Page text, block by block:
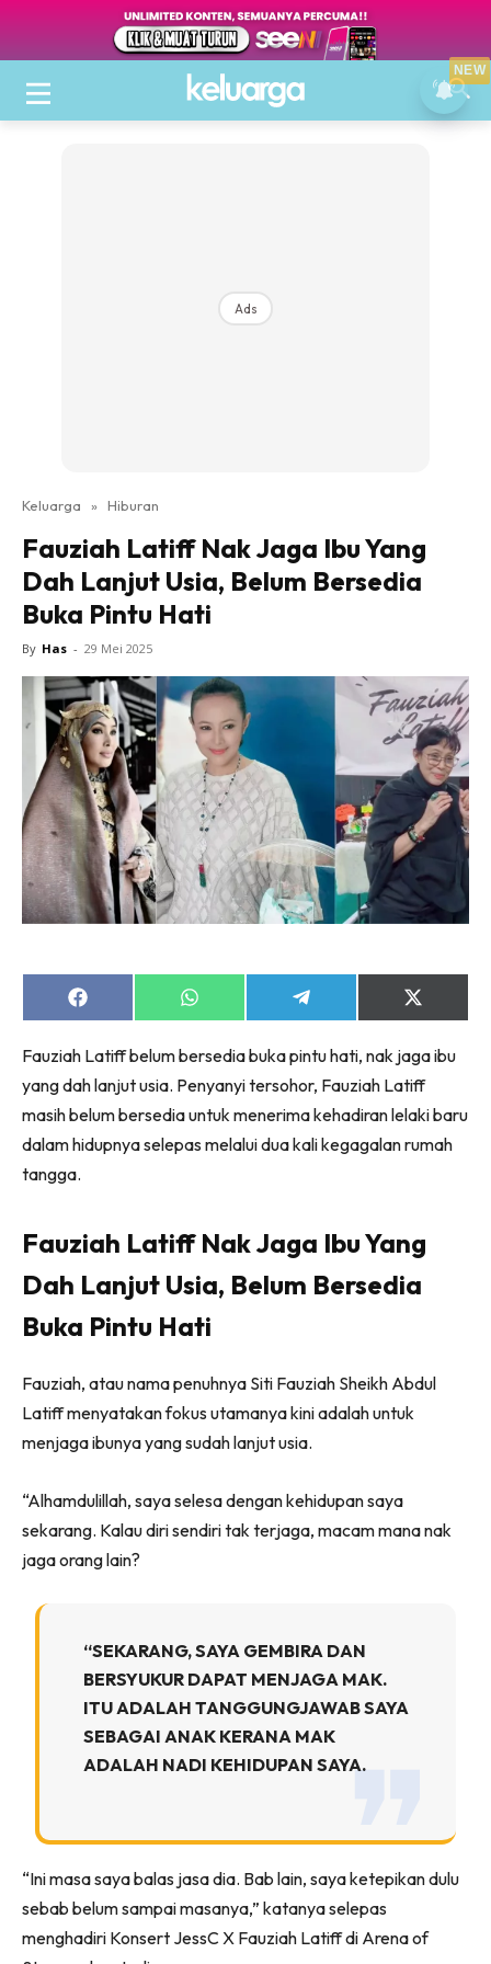
Ads
Keluarga » Hiburan
Fauziah Latiff Nak Jaga Ibu Yang
Dah Lanjut Usia, Belum Bersedia
Buka Pintu Hati
By Has - 29 Mei 2025
Share
on
Share
on
Share
on
Share
on
(Twitter)
Fauziah Latiff belum bersedia buka pintu hati, nak jaga ibu
yang dah lanjut usia. Penyanyi tersohor, Fauziah Latiff
masih belum bersedia untuk menerima kehadiran lelaki baru
dalam hidupnya selepas melalui dua kali kegagalan rumah
tangga.
Fauziah Latiff Nak Jaga Ibu Yang
Dah Lanjut Usia, Belum Bersedia
Buka Pintu Hati
Fauziah, atau nama penuhnya Siti Fauziah Sheikh Abdul
Latiff menyatakan fokus utamanya kini adalah untuk
menjaga ibunya yang sudah lanjut usia.
“Alhamdulillah, saya selesa dengan kehidupan saya
sekarang. Kalau diri sendiri tak terjaga, macam mana nak
jaga orang lain?
“SEKARANG, SAYA GEMBIRA DAN
BERSYUKUR DAPAT MENJAGA MAK.
ITU ADALAH TANGGUNGJAWAB SAYA
SEBAGAI ANAK KERANA MAK
ADALAH NADI KEHIDUPAN SAYA.
“Ini masa saya balas jasa dia. Bab lain, saya ketepikan dulu
sebab belum sampai masanya,” katanya selepas
menghadiri Konsert JessC X Fauziah Latiff di Arena of
NEW